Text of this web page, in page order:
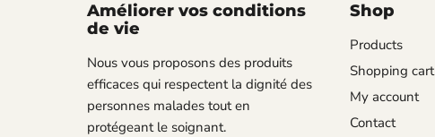
Améliorer vos conditions
de vie
Nous vous proposons des produits
efficaces qui respectent la dignité des
personnes malades tout en
protégeant le soignant.
Shop
Products
Shopping cart
My account
Contact